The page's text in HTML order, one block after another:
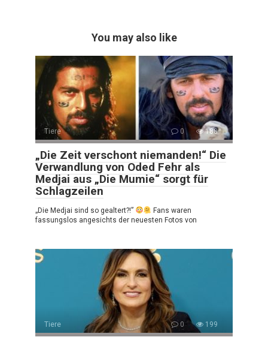
You may also like
Tiere 0 188
„Die Zeit verschont niemanden!“ Die
Verwandlung von Oded Fehr als
Medjai aus „Die Mumie“ sorgt für
Schlagzeilen
„Die Medjai sind so gealtert?!”
Fans waren
fassungslos angesichts der neuesten Fotos von
Tiere 0 199